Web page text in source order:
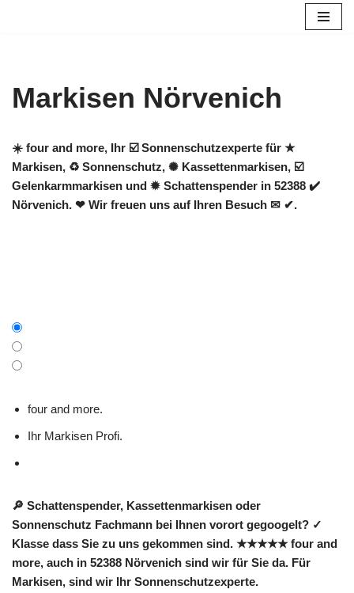
Markisen Nörvenich
☀️ four and more, Ihr ☑️ Sonnenschutzexperte für ★
Markisen, ♻ Sonnenschutz, ✺ Kassettenmarkisen, ☑️
Gelenkarmmarkisen und ✹ Schattenspender in 52388 ✔️
Nörvenich. ❤ Wir freuen uns auf Ihren Besuch ✉ ✔.
four and more.
Ihr Markisen Profi.
🔎 Schattenspender, Kassettenmarkisen oder
Sonnenschutz Fachmann bei Ihnen vorort gegoogelt? ✓
Klasse dass Sie zu uns gekommen sind. ★★★★★ four and
more, auch in 52388 Nörvenich sind wir für Sie da. Für
Markisen, sind wir Ihr Sonnenschutzexperte.